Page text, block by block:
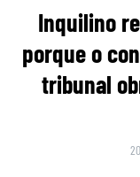
Inquilino
porque o
tribunal